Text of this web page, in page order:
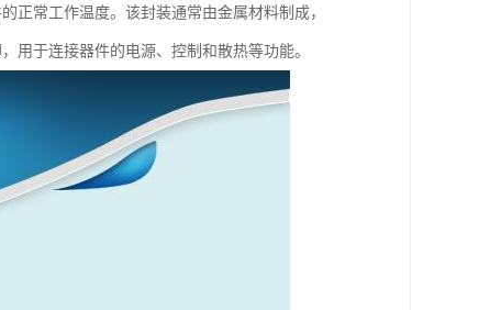
正常工作温度。该封装通常由金属材料制成，
用于连接器件的电源、控制和散热等功能。